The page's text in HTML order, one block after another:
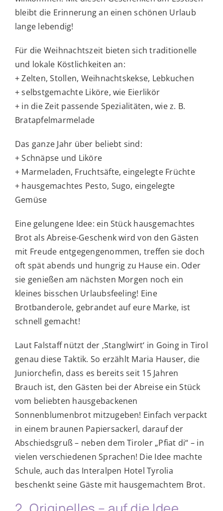
bleibt die Erinnerung an einen schönen Urlaub
lange lebendig!
Für die Weihnachtszeit bieten sich traditionelle
und lokale Köstlichkeiten an:
+ Zelten, Stollen, Weihnachtskekse, Lebkuchen
+ selbstgemachte Liköre, wie Eierlikör
+ in die Zeit passende Spezialitäten, wie z. B.
Bratapfelmarmelade
Das ganze Jahr über beliebt sind:
+ Schnäpse und Liköre
+ Marmeladen, Fruchtsäfte, eingelegte Früchte
+ hausgemachtes Pesto, Sugo, eingelegte
Gemüse
Eine gelungene Idee: ein Stück hausgemachtes
Brot als Abreise-Geschenk wird von den Gästen
mit Freude entgegengenommen, treffen sie doch
oft spät abends und hungrig zu Hause ein. Oder
sie genießen am nächsten Morgen noch ein
kleines bisschen Urlaubsfeeling! Eine
Brotbanderole, gebrandet auf eure Marke, ist
schnell gemacht!
Laut Falstaff nützt der ‚Stanglwirt‘ in Going in Tirol
genau diese Taktik. So erzählt Maria Hauser, die
Juniorchefin, dass es bereits seit 15 Jahren
Brauch ist, den Gästen bei der Abreise ein Stück
vom beliebten hausgebackenen
Sonnenblumenbrot mitzugeben! Einfach verpackt
in einem braunen Papiersackerl, darauf der
Abschiedsgruß – neben dem Tiroler „Pfiat di“ – in
vielen verschiedenen Sprachen! Die Idee machte
Schule, auch das Interalpen Hotel Tyrolia
beschenkt seine Gäste mit hausgemachtem Brot.